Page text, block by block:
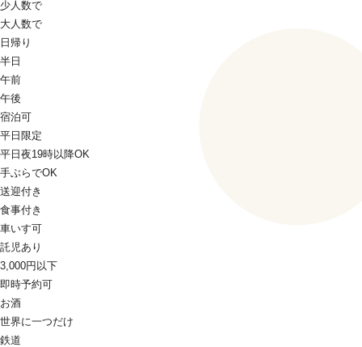
少人数で
大人数で
日帰り
半日
午前
午後
宿泊可
平日限定
平日夜19時以降OK
手ぶらでOK
送迎付き
食事付き
車いす可
託児あり
3,000円以下
即時予約可
お酒
世界に一つだけ
鉄道